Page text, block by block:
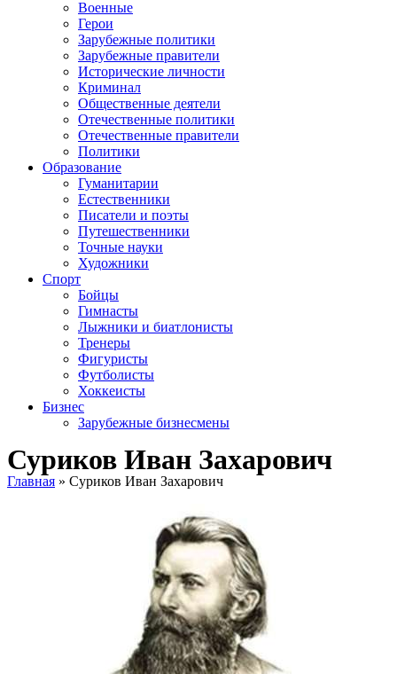
Военные
Герои
Зарубежные политики
Зарубежные правители
Исторические личности
Криминал
Общественные деятели
Отечественные политики
Отечественные правители
Политики
Образование
Гуманитарии
Естественники
Писатели и поэты
Путешественники
Точные науки
Художники
Спорт
Бойцы
Гимнасты
Лыжники и биатлонисты
Тренеры
Фигуристы
Футболисты
Хоккеисты
Бизнес
Зарубежные бизнесмены
Суриков Иван Захарович
Главная » Суриков Иван Захарович